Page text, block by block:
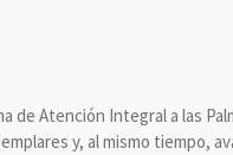
de Atención Integral a las
y, al mismo tiempo,